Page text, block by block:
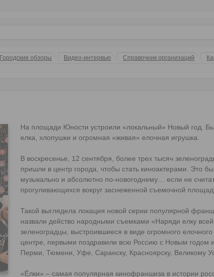
Городские обзоры Видео-интервью Справочник организаций
На площади Юности устроили «локальный» Новый год.
елка, хлопушки и огромная «живая» елочная игрушка.
В воскресенье, 12 сентября, более трех тысяч
пришли в центр города, чтобы стать киноактерами. Это
музыкально и абсолютно по-новогоднему… если не
прогуливающихся вокруг заснеженной съемочной
Такой выглядела локация новой серии популярной
назвали действо народными съемками «Наряди елку
зеленоградцы, выстроившиеся в виде огромного
центре, первыми поздравили всю Россию с Новым годом
Перми, Тюмени, Уфе, Саранску, Красноярску, Великому
«Ёлки» – самая популярная кинофраншиза в истории